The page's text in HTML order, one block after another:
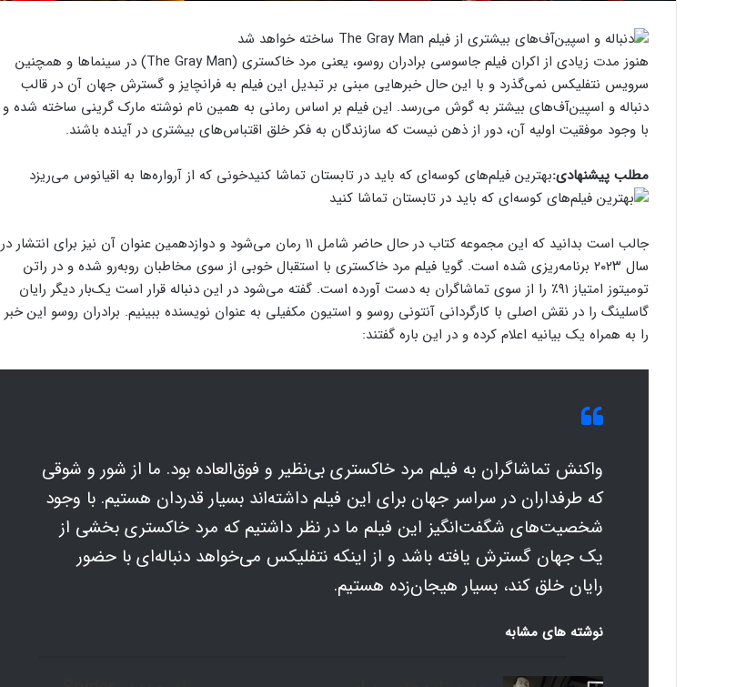
هنوز مدت زیادی از اکران فیلم جاسوسی برادران روسو، یعنی مرد خاکستری (The Gray Man) در سینماها و همچنین
سرویس نتفلیکس نمی‌گذرد و با این حال خبرهایی مبنی بر تبدیل این فیلم به فرانچایز و گسترش جهان آن در قالب
دنباله‌ و اسپین‌آف‌های بیشتر به گوش می‌رسد. این فیلم بر اساس رمانی به همین نام نوشته مارک گرینی ساخته شده و
با وجود موفقیت اولیه آن، دور از ذهن نیست که سازندگان به فکر خلق اقتباس‌های بیشتری در آینده باشند.
مطلب پیشنهادی:بهترین فیلم‌های کوسه‌ای که باید در تابستان تماشا کنیدخونی که از آرواره‌ها به اقیانوس می‌ریزد
جالب است بدانید که این مجموعه کتاب در حال حاضر شامل ۱۱ رمان می‌شود و دوازدهمین عنوان آن نیز برای انتشار در
سال ۲۰۲۳ برنامه‌ریزی شده است. گویا فیلم مرد خاکستری با استقبال خوبی از سوی مخاطبان روبه‌رو شده و در راتن
تومیتوز امتیاز ۹۱٪ را از سوی تماشاگران به دست آورده است. گفته می‌شود در این دنباله قرار است یک‌بار دیگر رایان
گاسلینگ را در نقش اصلی با کارگردانی آنتونی روسو و استیون مکفیلی به عنوان نویسنده ببینیم. برادران روسو این خبر
را به همراه یک بیانیه اعلام کرده و در این باره گفتند:
واکنش تماشاگران به فیلم مرد خاکستری بی‌نظیر و فوق‌العاده بود. ما از شور و شوقی
که طرفداران در سراسر جهان برای این فیلم داشته‌اند بسیار قدردان هستیم. با وجود
شخصیت‌های شگفت‌انگیز این فیلم ما در نظر داشتیم که مرد خاکستری بخشی از
یک جهان گسترش یافته باشد و از اینکه نتفلیکس می‌خواهد دنباله‌ای با حضور
رایان خلق کند، بسیار هیجان‌زده هستیم.
نوشته های مشابه